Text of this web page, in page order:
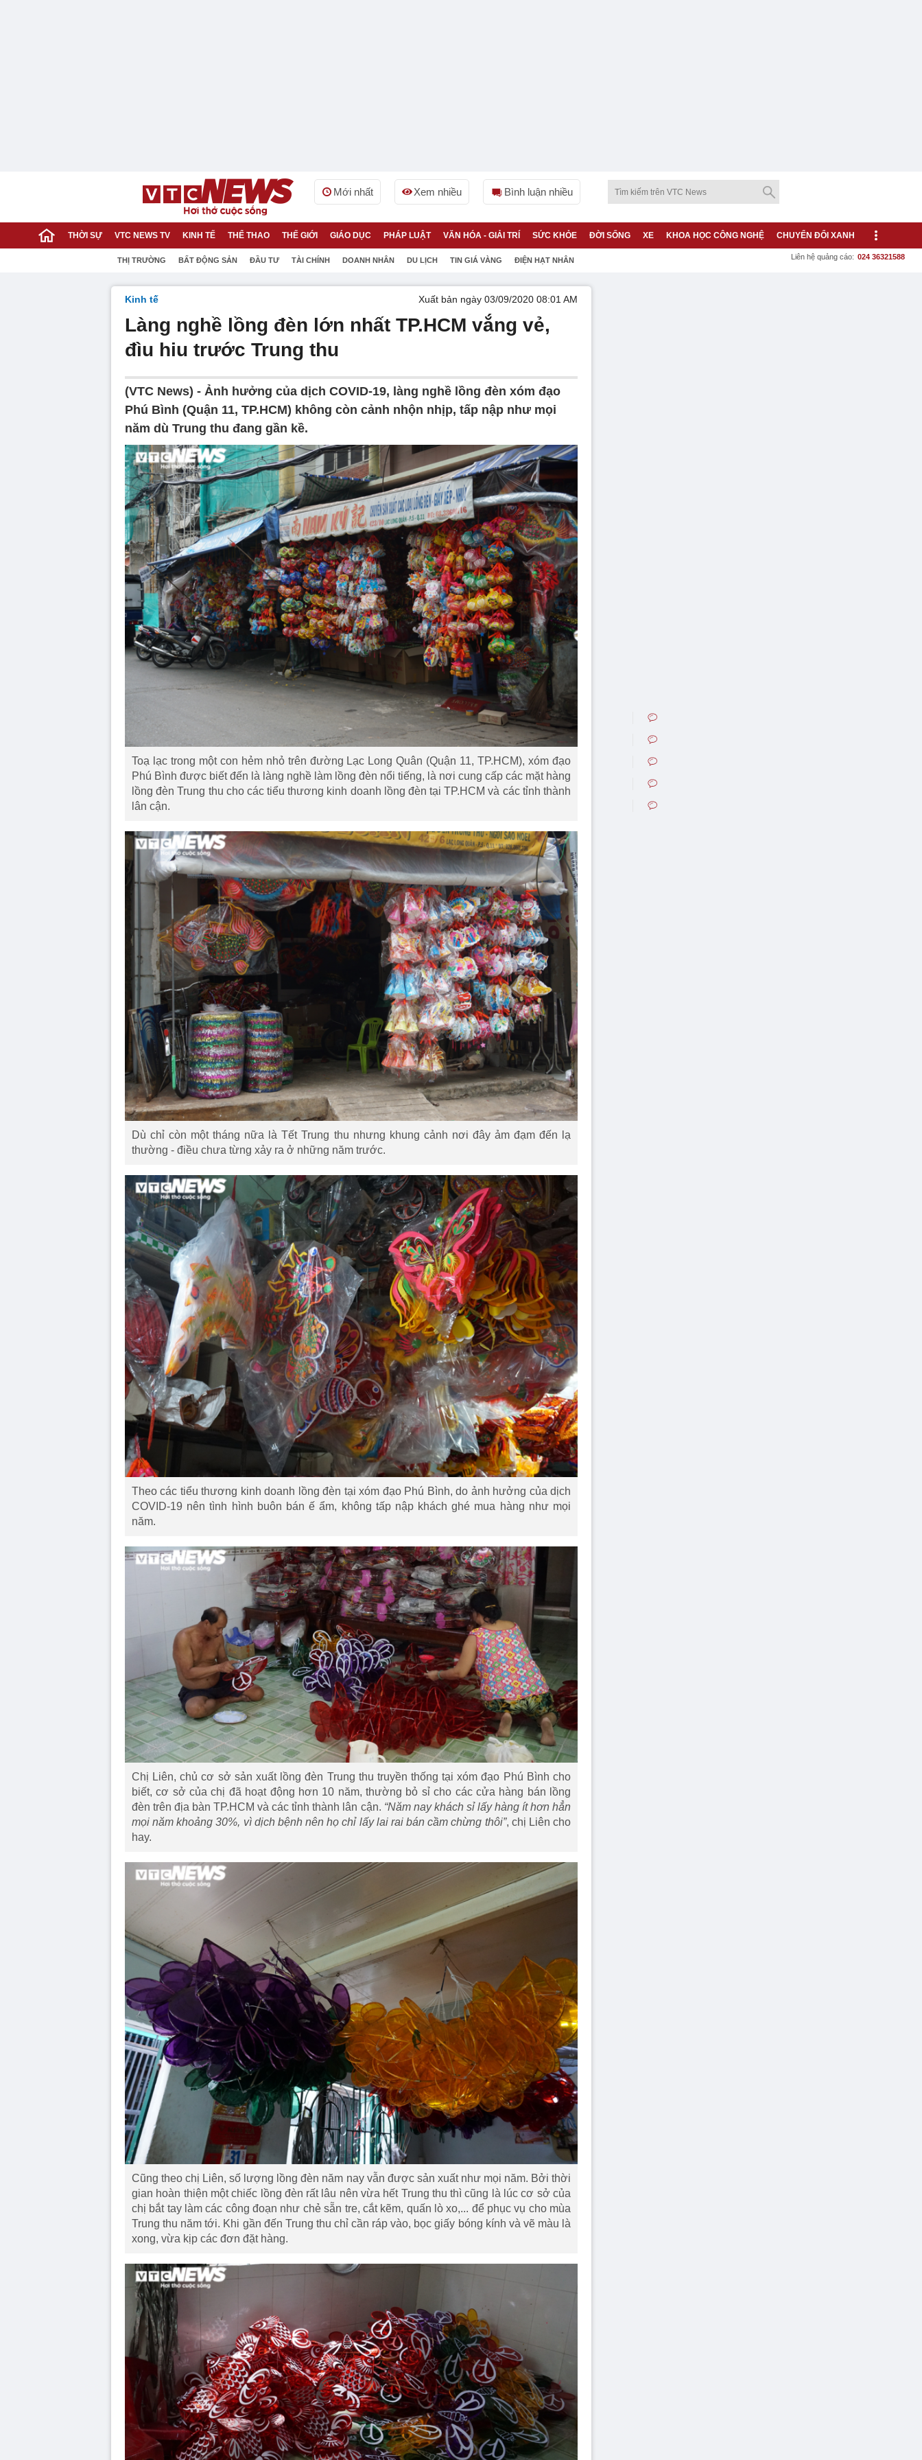
Mới nhất Xem nhiều Bình luận nhiều
THỜI SỰ VTC NEWS TV KINH TẾ THỂ THAO THẾ GIỚI GIÁO DỤC PHÁP LUẬT VĂN HÓA - GIẢI TRÍ SỨC KHỎE ĐỜI SỐNG XE KHOA HỌC CÔNG NGHỆ CHUYỂN ĐỔI XANH
THỊ TRƯỜNG BẤT ĐỘNG SẢN ĐẦU TƯ TÀI CHÍNH DOANH NHÂN DU LỊCH TIN GIÁ VÀNG ĐIỆN HẠT NHÂN Liên hệ quảng cáo: 024 36321588
Kinh tế Xuất bản ngày 03/09/2020 08:01 AM
Làng nghề lồng đèn lớn nhất TP.HCM vắng vẻ,
đìu hiu trước Trung thu
(VTC News) - Ảnh hưởng của dịch COVID-19, làng nghề lồng đèn xóm đạo
Phú Bình (Quận 11, TP.HCM) không còn cảnh nhộn nhịp, tấp nập như mọi
năm dù Trung thu đang gần kề.
Toạ lạc trong một con hẻm nhỏ trên đường Lạc Long Quân (Quận 11, TP.HCM), xóm đạo
Phú Bình được biết đến là làng nghề làm lồng đèn nổi tiếng, là nơi cung cấp các mặt hàng
lồng đèn Trung thu cho các tiểu thương kinh doanh lồng đèn tại TP.HCM và các tỉnh thành
lân cận.
Dù chỉ còn một tháng nữa là Tết Trung thu nhưng khung cảnh nơi đây ảm đạm đến lạ
thường - điều chưa từng xảy ra ở những năm trước.
Theo các tiểu thương kinh doanh lồng đèn tại xóm đạo Phú Bình, do ảnh hưởng của dịch
COVID-19 nên tình hình buôn bán ế ẩm, không tấp nập khách ghé mua hàng như mọi
năm.
Chị Liên, chủ cơ sở sản xuất lồng đèn Trung thu truyền thống tại xóm đạo Phú Bình cho
biết, cơ sở của chị đã hoạt động hơn 10 năm, thường bỏ sỉ cho các cửa hàng bán lồng
đèn trên địa bàn TP.HCM và các tỉnh thành lân cận. “Năm nay khách sỉ lấy hàng ít hơn hẳn
mọi năm khoảng 30%, vì dịch bệnh nên họ chỉ lấy lai rai bán cầm chừng thôi”, chị Liên cho
hay.
Cũng theo chị Liên, số lượng lồng đèn năm nay vẫn được sản xuất như mọi năm. Bởi thời
gian hoàn thiện một chiếc lồng đèn rất lâu nên vừa hết Trung thu thì cũng là lúc cơ sở của
chị bắt tay làm các công đoạn như chẻ sẵn tre, cắt kẽm, quấn lò xo,... để phục vụ cho mùa
Trung thu năm tới. Khi gần đến Trung thu chỉ cần ráp vào, bọc giấy bóng kính và vẽ màu là
xong, vừa kịp các đơn đặt hàng.